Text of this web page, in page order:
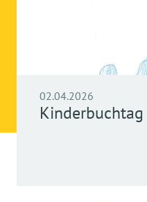
02.04.2026
Kinderbuchtag